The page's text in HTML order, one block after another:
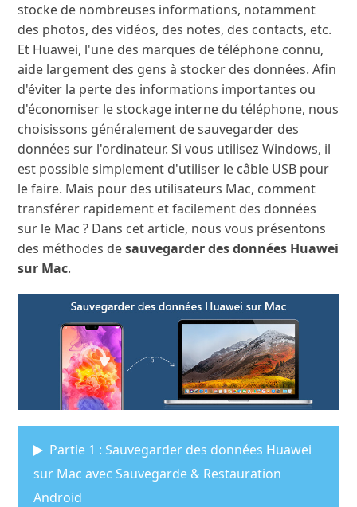
stocke de nombreuses informations, notamment
des photos, des vidéos, des notes, des contacts, etc.
Et Huawei, l'une des marques de téléphone connu,
aide largement des gens à stocker des données. Afin
d'éviter la perte des informations importantes ou
d'économiser le stockage interne du téléphone, nous
choisissons généralement de sauvegarder des
données sur l'ordinateur. Si vous utilisez Windows, il
est possible simplement d'utiliser le câble USB pour
le faire. Mais pour des utilisateurs Mac, comment
transférer rapidement et facilement des données
sur le Mac ? Dans cet article, nous vous présentons
des méthodes desauvegarder des données Huawei
sur Mac.
Partie 1 : Sauvegarder des données Huawei
sur Mac avec Sauvegarde & Restauration
Android